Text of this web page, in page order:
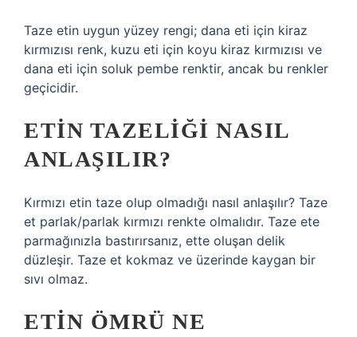
Taze etin uygun yüzey rengi; dana eti için kiraz
kırmızısı renk, kuzu eti için koyu kiraz kırmızısı ve
dana eti için soluk pembe renktir, ancak bu renkler
geçicidir.
ETIN TAZELIĞI NASIL
ANLAŞILIR?
Kırmızı etin taze olup olmadığı nasıl anlaşılır? Taze
et parlak/parlak kırmızı renkte olmalıdır. Taze ete
parmağınızla bastırırsanız, ette oluşan delik
düzleşir. Taze et kokmaz ve üzerinde kaygan bir
sıvı olmaz.
ETIN ÖMRÜ NE